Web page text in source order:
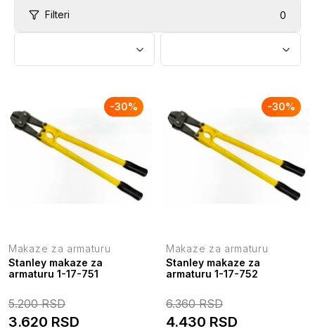
Filteri 0
-30%
Makaze za armaturu
Stanley makaze za
armaturu 1-17-751
5.200RSD
3.620 RSD
-30%
Makaze za armaturu
Stanley makaze za
armaturu 1-17-752
6.360RSD
4.430 RSD